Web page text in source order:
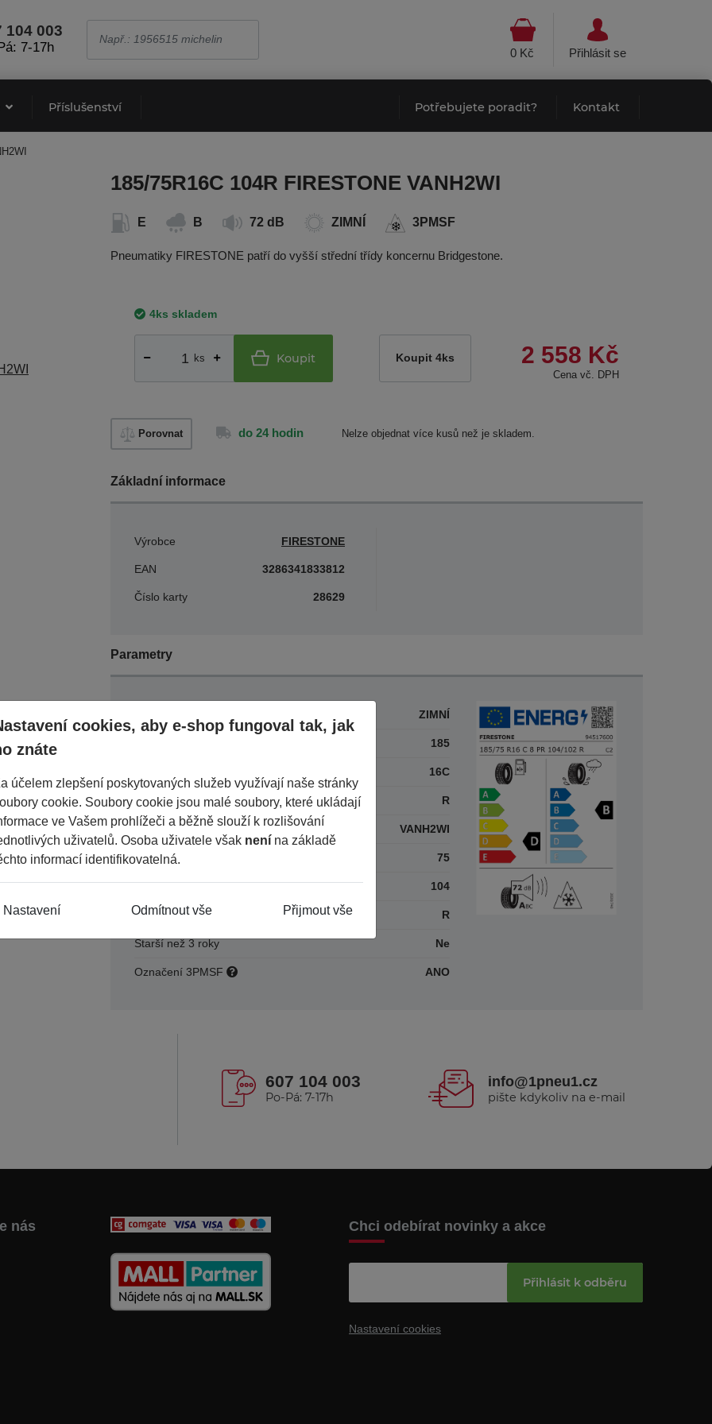
104 003
7-17h 0 Kč Přihlásit se
Příslušenství Potřebujete poradit? Kontakt
185/75R16C 104R FIRESTONE VANH2WI
E B 72 dB ZIMNÍ 3PMSF
Pneumatiky FIRESTONE patří do vyšší střední třídy koncernu Bridgestone.
4ks skladem
ks Koupit Koupit 4ks 2 558 Kč
Cena vč. DPH
Porovnat do 24 hodin Nelze objednat více kusů než je skladem.
Základní informace
Výrobce FIRESTONE
EAN 3286341833812
Číslo karty 28629
Parametry
ZIMNÍ
185
16C
Konstrukce R
Dezén VANH2WI
Výška 75
Index nosnosti 104
Rychlostní index R
Starší než 3 roky Ne
Označení 3PMSF ANO
cookies, aby e-shop fungoval tak, jak
znáte
účelem zlepšení poskytovaných služeb využívají naše stránky
cookie. Soubory cookie jsou malé soubory, které ukládají
ve Vašem prohlížeči a běžně slouží k rozlišování
uživatelů. Osoba uživatele však není na základě
informací identifikovatelná.
Nastavení Odmítnout vše Přijmout vše
607 104 003
Po-Pá: 7-17h
info@1pneu1.cz
pište kdykoliv na e-mail
nás Chci odebírat novinky a akce
Přihlásit k odběru
Nastavení cookies